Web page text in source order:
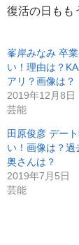
復活の日もも
峯岸みなみ 卒
い！理由は？
アリ？画像は？
2019年12月8日
芸能
田原俊彦 デー
い！画像は？過
奥さんは？
2019年7月5日
芸能